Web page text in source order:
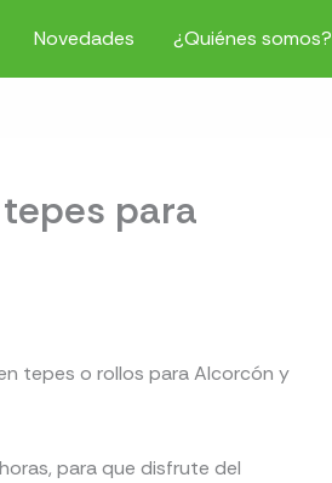
Novedades ¿Quiénes somos?
para
tepes o rollos para Alcorcón y
para que disfrute del